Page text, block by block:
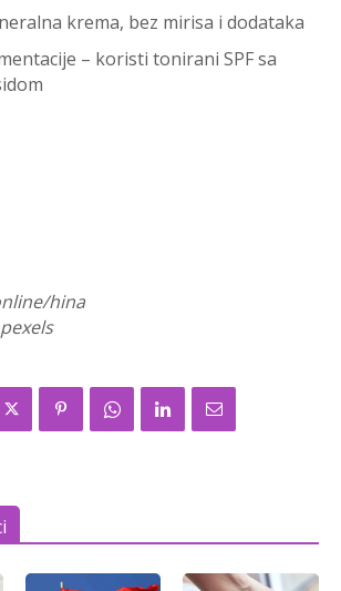
krema, bez mirisa i dodataka
– koristi tonirani SPF sa
hina